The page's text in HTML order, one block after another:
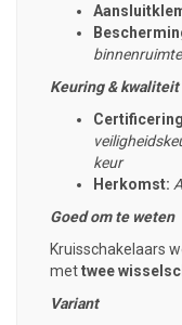
Keuring & kwaliteit
keur
Herkomst:
Goed om te weten
Kruisschakelaars
mettwee
Variant